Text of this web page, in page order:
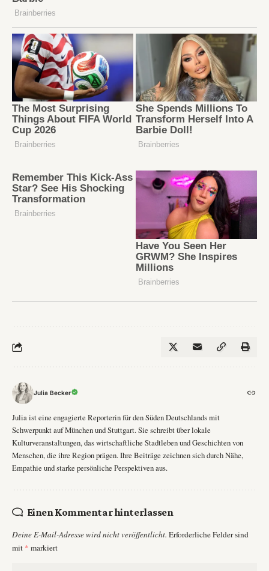
Julia Becker
Julia ist eine engagierte Reporterin für den Süden Deutschlands mit
Schwerpunkt auf München und Stuttgart. Sie schreibt über lokale
Kulturveranstaltungen, das wirtschaftliche Stadtleben und Geschichten von
Menschen, die ihre Region prägen. Ihre Beiträge zeichnen sich durch Nähe,
Empathie und starke persönliche Perspektiven aus.
Einen Kommentar hinterlassen
Deine E-Mail-Adresse wird nicht veröffentlicht. Erforderliche Felder sind
mit * markiert